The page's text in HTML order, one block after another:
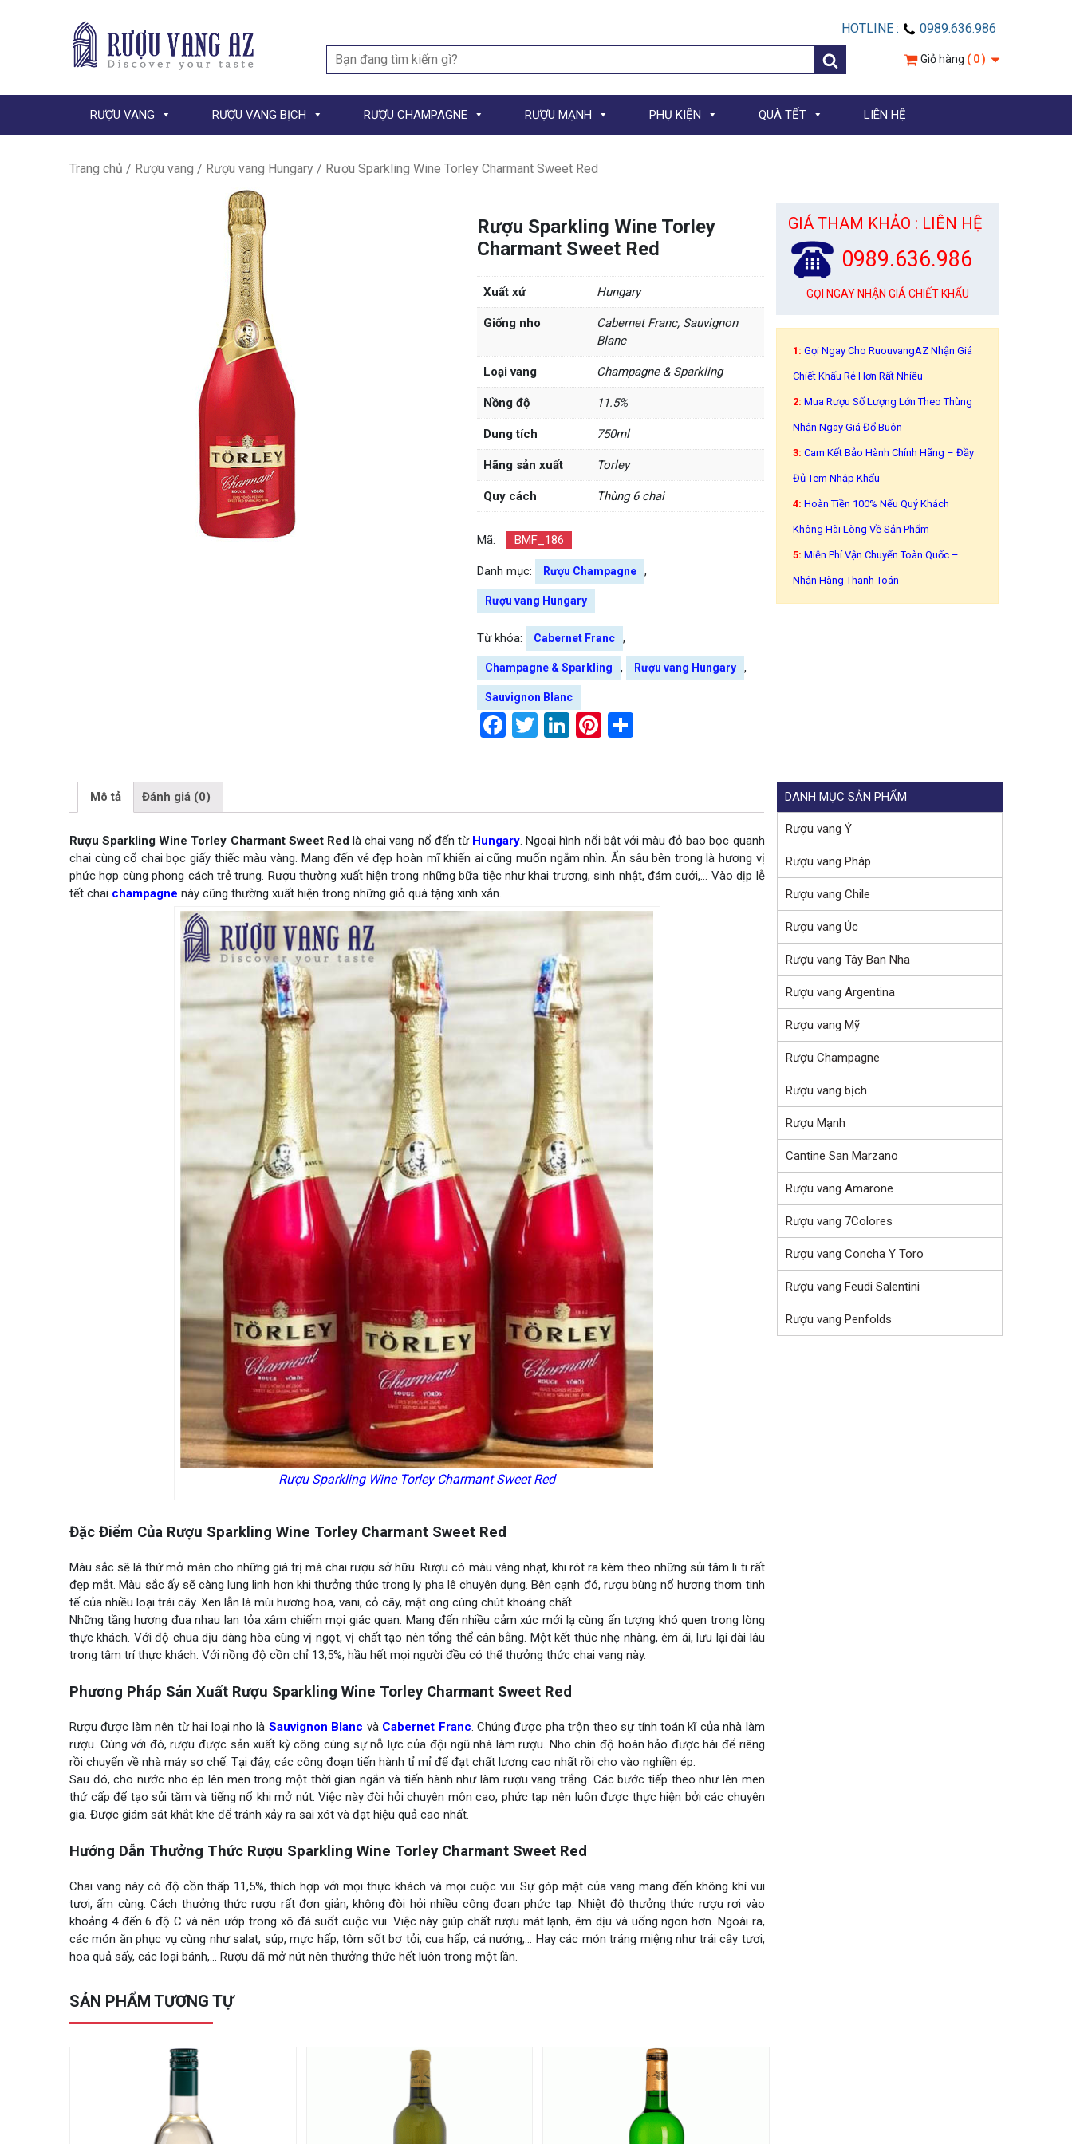
HOTLINE :
0989.636.986
Search
for:
Giỏ hàng ( 0 )
RƯỢU VANG RƯỢU VANG BỊCH RƯỢU CHAMPAGNE RƯỢU MẠNH PHỤ KIỆN QUÀ TẾT LIÊN HỆ
Trang chủ / Rượu vang / Rượu vang Hungary / Rượu Sparkling Wine Torley Charmant Sweet Red
Rượu Sparkling Wine Torley
Charmant Sweet Red
Xuất xứ Hungary
Giống nho
Cabernet Franc, Sauvignon
Blanc
Loại vang Champagne & Sparkling
Nồng độ 11.5%
Dung tích 750ml
Hãng sản xuất Torley
Quy cách Thùng 6 chai
Mã: BMF_186
Danh mục: Rượu Champagne ,
Rượu vang Hungary
Từ khóa: Cabernet Franc ,
Champagne & Sparkling , Rượu vang Hungary ,
Sauvignon Blanc
Facebook
Twitter
LinkedIn
Pinterest
GIÁ THAM KHẢO : LIÊN HỆ
0989.636.986
GỌI NGAY NHẬN GIÁ CHIẾT KHẤU
1:Gọi Ngay Cho RuouvangAZ Nhận Giá
Chiết Khấu Rẻ Hơn Rất Nhiều
2:Mua Rượu Số Lượng Lớn Theo Thùng
Nhận Ngay Giá Đổ Buôn
3: Cam Kết Bảo Hành Chính Hãng – Đầy
Đủ Tem Nhập Khẩu
4:Hoàn Tiền 100% Nếu Quý Khách
Không Hài Lòng Về Sản Phẩm
5: Miễn Phí Vận Chuyển Toàn Quốc –
Nhận Hàng Thanh Toán
Mô tả Đánh giá (0)
Rượu Sparkling Wine Torley Charmant Sweet Redlà chai vang nổ đến từ Hungary. Ngoại hình nổi bật với màu đỏ bao bọc quanh
chai cùng cổ chai bọc giấy thiếc màu vàng. Mang đến vẻ đẹp hoàn mĩ khiến ai cũng muốn ngắm nhìn. Ẩn sâu bên trong là hương vị
phức hợp cùng phong cách trẻ trung. Rượu thường xuất hiện trong những bữa tiệc như khai trương, sinh nhật, đám cưới,… Vào dịp lễ
tết chai champagne này cũng thường xuất hiện trong những giỏ quà tặng xinh xắn.
Rượu Sparkling Wine Torley Charmant Sweet Red
Đặc Điểm Của Rượu Sparkling Wine Torley Charmant Sweet Red
Màu sắc sẽ là thứ mở màn cho những giá trị mà chai rượu sở hữu. Rượu có màu vàng nhạt, khi rót ra kèm theo những sủi tăm li ti rất
đẹp mắt. Màu sắc ấy sẽ càng lung linh hơn khi thưởng thức trong ly pha lê chuyên dụng. Bên cạnh đó, rượu bùng nổ hương thơm tinh
tế của nhiều loại trái cây. Xen lẫn là mùi hương hoa, vani, cỏ cây, mật ong cùng chút khoáng chất.
Những tầng hương đua nhau lan tỏa xâm chiếm mọi giác quan. Mang đến nhiều cảm xúc mới lạ cùng ấn tượng khó quen trong lòng
thực khách. Với độ chua dịu dàng hòa cùng vị ngọt, vị chất tạo nên tổng thể cân bằng. Một kết thúc nhẹ nhàng, êm ái, lưu lại dài lâu
trong tâm trí thực khách. Với nồng độ cồn chỉ 13,5%, hầu hết mọi người đều có thể thưởng thức chai vang này.
Phương Pháp Sản Xuất Rượu Sparkling Wine Torley Charmant Sweet Red
Rượu được làm nên từ hai loại nho là Sauvignon Blanc và Cabernet Franc. Chúng được pha trộn theo sự tính toán kĩ của nhà làm
rượu. Cùng với đó, rượu được sản xuất kỳ công cùng sự nỗ lực của đội ngũ nhà làm rượu. Nho chín độ hoàn hảo được hái để riêng
rồi chuyển về nhà máy sơ chế. Tại đây, các công đoạn tiến hành tỉ mỉ để đạt chất lương cao nhất rồi cho vào nghiền ép.
Sau đó, cho nước nho ép lên men trong một thời gian ngắn và tiến hành như làm rượu vang trắng. Các bước tiếp theo như lên men
thứ cấp để tạo sủi tăm và tiếng nổ khi mở nút. Việc này đòi hỏi chuyên môn cao, phức tạp nên luôn được thực hiện bởi các chuyên
gia. Được giám sát khắt khe để tránh xảy ra sai xót và đạt hiệu quả cao nhất.
Hướng Dẫn Thưởng Thức Rượu Sparkling Wine Torley Charmant Sweet Red
Chai vang này có độ cồn thấp 11,5%, thích hợp với mọi thực khách và mọi cuộc vui. Sự góp mặt của vang mang đến không khí vui
tươi, ấm cùng. Cách thưởng thức rượu rất đơn giản, không đòi hỏi nhiều công đoạn phức tạp. Nhiệt độ thưởng thức rượu rơi vào
khoảng 4 đến 6 độ C và nên ướp trong xô đá suốt cuộc vui. Việc này giúp chất rượu mát lạnh, êm dịu và uống ngon hơn. Ngoài ra,
các món ăn phục vụ cùng như salat, súp, mực hấp, tôm sốt bơ tỏi, cua hấp, cá nướng,… Hay các món tráng miệng như trái cây tươi,
hoa quả sấy, các loại bánh,… Rượu đã mở nút nên thưởng thức hết luôn trong một lần.
DANH MỤC SẢN PHẨM
Rượu vang Ý
Rượu vang Pháp
Rượu vang Chile
Rượu vang Úc
Rượu vang Tây Ban Nha
Rượu vang Argentina
Rượu vang Mỹ
Rượu Champagne
Rượu vang bịch
Rượu Mạnh
Cantine San Marzano
Rượu vang Amarone
Rượu vang 7Colores
Rượu vang Concha Y Toro
Rượu vang Feudi Salentini
Rượu vang Penfolds
SẢN PHẨM TƯƠNG TỰ